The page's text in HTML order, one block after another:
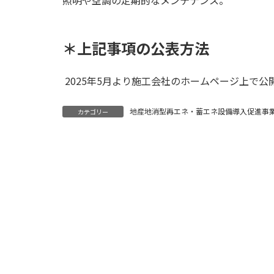
＊上記事項の公表方法
2025年5月より施工会社のホームページ上で公
カテゴリー 地産地消型再エネ・蓄エネ設備導入促進事